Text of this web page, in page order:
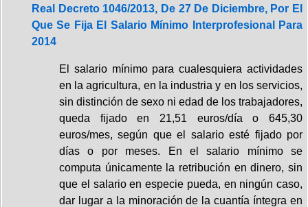
Real Decreto 1046/2013, De 27 De Diciembre, Por El
Que Se Fija El Salario Mínimo Interprofesional Para
2014
El salario mínimo para cualesquiera actividades
en la agricultura, en la industria y en los servicios,
sin distinción de sexo ni edad de los trabajadores,
queda fijado en 21,51 euros/día o 645,30
euros/mes, según que el salario esté fijado por
días o por meses. En el salario mínimo se
computa únicamente la retribución en dinero, sin
que el salario en especie pueda, en ningún caso,
dar lugar a la minoración de la cuantía íntegra en